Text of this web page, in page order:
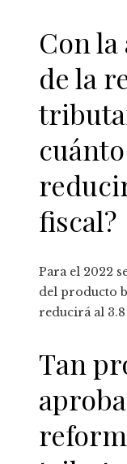
Con
de la
fiscal?
Para el 2022
del producto
reducirá al
Tan